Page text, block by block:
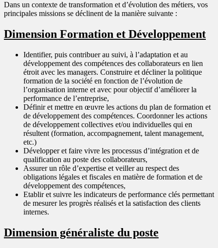
Dans un contexte de transformation et d’évolution des métiers, vos
principales missions se déclinent de la manière suivante :
Dimension Formation et Développement
Identifier, puis contribuer au suivi, à l’adaptation et au
développement des compétences des collaborateurs en lien
étroit avec les managers. Construire et décliner la politique
formation de la société en fonction de l’évolution de
l’organisation interne et avec pour objectif d’améliorer la
performance de l’entreprise,
Définir et mettre en œuvre les actions du plan de formation et
de développement des compétences. Coordonner les actions
de développement collectives et/ou individuelles qui en
résultent (formation, accompagnement, talent management,
etc.)
Développer et faire vivre les processus d’intégration et de
qualification au poste des collaborateurs,
Assurer un rôle d’expertise et veiller au respect des
obligations légales et fiscales en matière de formation et de
développement des compétences,
Etablir et suivre les indicateurs de performance clés permettant
de mesurer les progrès réalisés et la satisfaction des clients
internes.
Dimension généraliste du poste